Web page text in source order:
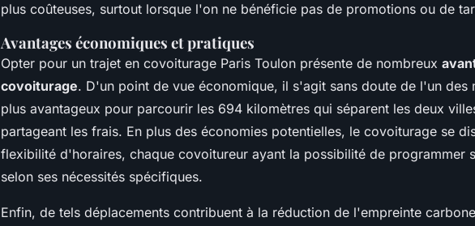
plus coûteuses, surtout lorsque l'on ne bénéficie pas de promotions ou de
Avantages économiques et pratiques
Opter pour un trajet en covoiturage Paris Toulon présente de nombreux
covoiturage. D'un point de vue économique, il s'agit sans doute de l'un des
plus avantageux pour parcourir les 694 kilomètres qui séparent les deux
partageant les frais. En plus des économies potentielles, le covoiturage se
flexibilité d'horaires, chaque covoitureur ayant la possibilité de programmer
selon ses nécessités spécifiques.
Enfin, de tels déplacements contribuent à la réduction de l'empreinte